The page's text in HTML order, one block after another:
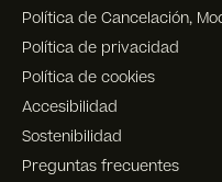
Política de Cancelación,
Política de privacidad
Política de cookies
Accesibilidad
Sostenibilidad
Preguntas frecuentes